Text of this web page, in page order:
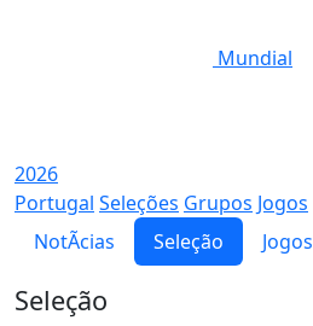
Mundial
2026
Portugal Seleções Grupos Jogos
NotÃ­cias
Seleção Jogos
Seleção